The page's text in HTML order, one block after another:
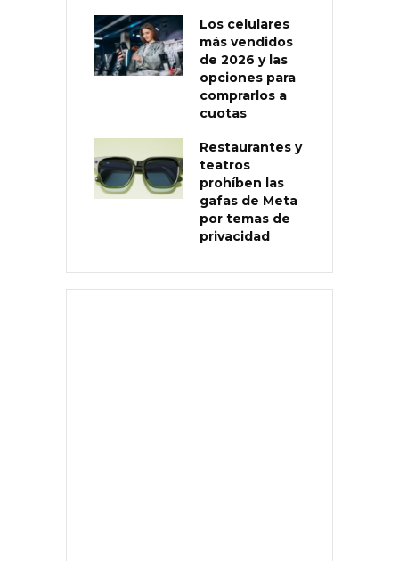
Los celulares
más vendidos
de 2026 y las
opciones para
comprarlos a
cuotas
Restaurantes y
teatros
prohíben las
gafas de Meta
por temas de
privacidad